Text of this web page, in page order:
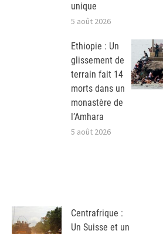
unique
5 août 2026
Ethiopie : Un
glissement de
terrain fait 14
morts dans un
monastère de
l’Amhara
5 août 2026
Centrafrique :
Un Suisse et un